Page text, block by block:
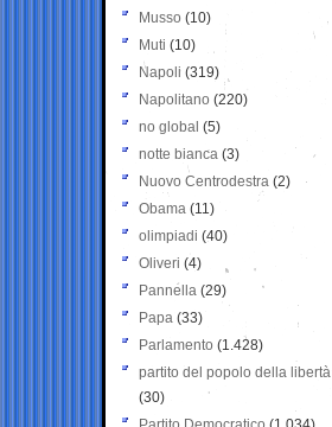
Musso (10)
Muti (10)
Napoli (319)
Napolitano (220)
no global (5)
notte bianca (3)
Nuovo Centrodestra (2)
Obama (11)
olimpiadi (40)
Oliveri (4)
Pannella (29)
Papa (33)
Parlamento (1.428)
partito del popolo della libertà
(30)